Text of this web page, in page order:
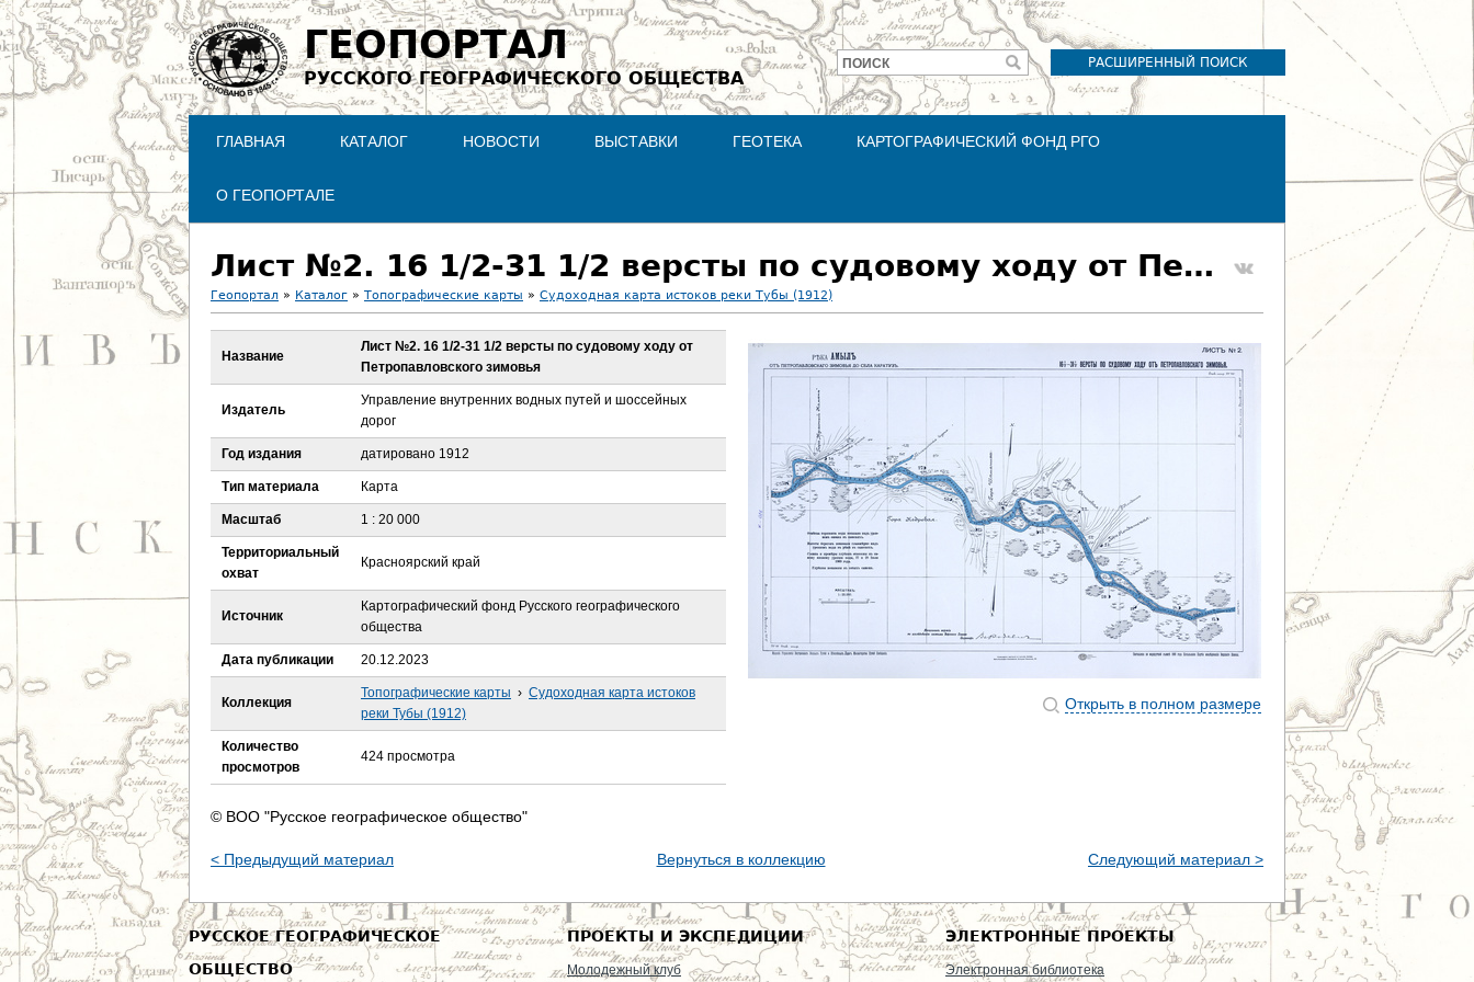
Jump to navigation
ГЕОПОРТАЛ
РУССКОГО ГЕОГРАФИЧЕСКОГО ОБЩЕСТВА
РАСШИРЕННЫЙ ПОИСК
Форма
поиска
ПОИСК
ГЛАВНАЯ КАТАЛОГ НОВОСТИ ВЫСТАВКИ ГЕОТЕКА КАРТОГРАФИЧЕСКИЙ ФОНД РГО
О ГЕОПОРТАЛЕ
Лист №2. 16 1/2-31 1/2 версты по судовому ходу от Петропавловского зимовья
В
д
е
с
ь
Геопортал » Каталог » Топографические карты » Судоходная карта истоков реки Тубы (1912)
Открыть в полном размере
Название
Лист №2. 16 1/2-31 1/2 версты по судовому ходу от
Петропавловского зимовья
Издатель
Управление внутренних водных путей и шоссейных
дорог
Год издания датировано 1912
Тип материала Карта
Масштаб 1 : 20 000
Территориальный
охват
Красноярский край
Источник
Картографический фонд Русского географического
общества
Дата публикации 20.12.2023
Коллекция
Топографические карты › Судоходная карта истоков
реки Тубы (1912)
Количество
просмотров
424 просмотра
© ВОО "Русское географическое общество"
< Предыдущий материал Вернуться в коллекцию Следующий материал >
РУССКОЕ ГЕОГРАФИЧЕСКОЕ
ОБЩЕСТВО
ПРОЕКТЫ И ЭКСПЕДИЦИИ
Молодежный клуб
ЭЛЕКТРОННЫЕ ПРОЕКТЫ
Электронная библиотека